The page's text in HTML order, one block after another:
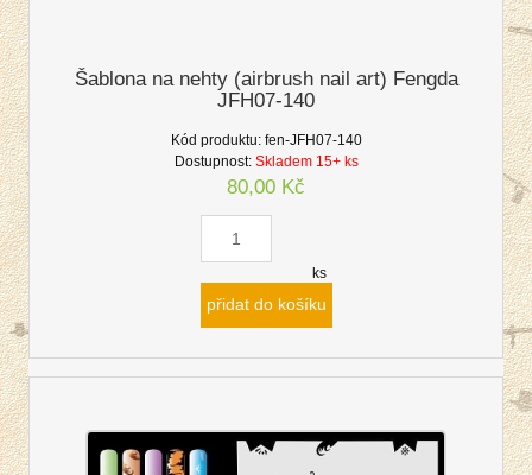
Šablona na nehty (airbrush nail art) Fengda
JFH07-140
Kód produktu: fen-JFH07-140
Dostupnost: Skladem 15+ ks
80,00 Kč
ks
přidat do košíku